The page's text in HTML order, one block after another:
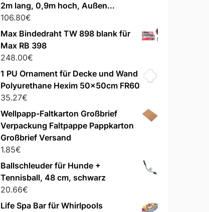
2m lang, 0,9m hoch, Außen...
106.80€
Max Bindedraht TW 898 blank für
Max RB 398
248.00€
1 PU Ornament für Decke und Wand
Polyurethane Hexim 50x50cm FR60
35.27€
Wellpapp-Faltkarton Großbrief
Verpackung Faltpappe Pappkarton
Großbrief Versand
1.85€
Ballschleuder für Hunde +
Tennisball, 48 cm, schwarz
20.66€
Life Spa Bar für Whirlpools